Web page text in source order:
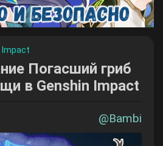
Impact
Погасший гриб
в Genshin Impact
@Bambi